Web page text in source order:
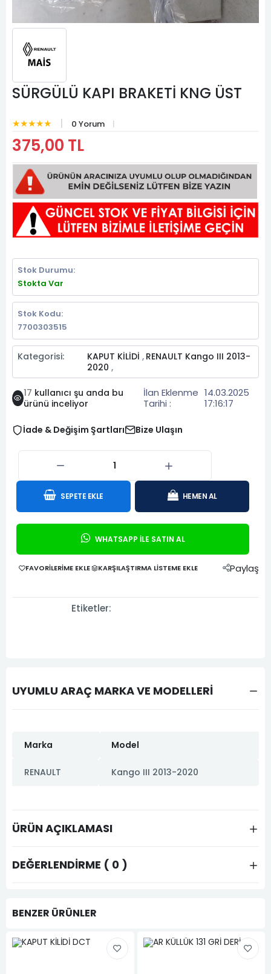
SÜRGÜLÜ KAPI BRAKETİ KNG ÜST
★★★★★ 0 Yorum
375,00 TL
Stok Durumu:
Stokta Var
Stok Kodu:
7700303515
Kategorisi: KAPUT KİLİDİ , RENAULT Kango III 2013-
2020 ,
17 kullanıcı şu anda bu
ürünü inceliyor
İlan Eklenme
Tarihi :
14.03.2025
17:16:17
İade & Değişim Şartları Bize Ulaşın
SEPETE EKLE HEMEN AL
WHATSAPP İLE SATIN AL
FAVORILERIME EKLE KARŞILAŞTIRMA LISTEME EKLE Paylaş
Etiketler:
UYUMLU ARAÇ MARKA VE MODELLERİ
Marka Model
RENAULT Kango III 2013-2020
ÜRÜN AÇIKLAMASI
DEĞERLENDIRME ( 0 )
BENZER ÜRÜNLER